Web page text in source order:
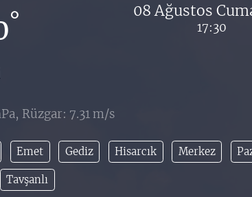
° 08 Ağustos
17:30
Rüzgar: 7.31 m/s
Emet Gediz Hisarcık Merkez
Tavşanlı